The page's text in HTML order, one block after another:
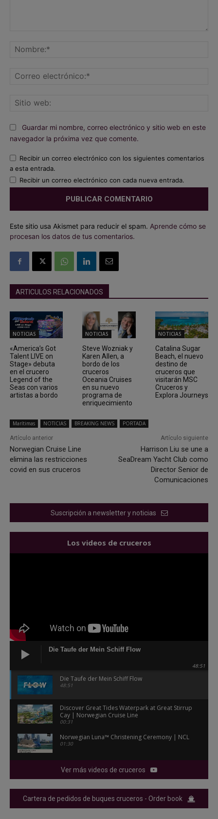
Guardar mi nombre, correo electrónico y sitio web en este
navegador la próxima vez que comente.
Recibir un correo electrónico con los siguientes comentarios
a esta entrada.
Recibir un correo electrónico con cada nueva entrada.
Este sitio usa Akismet para reducir el spam. Aprende cómo se
procesan los datos de tus comentarios.
ARTICULOS RELACIONADOS
NOTICIAS
«America’s Got
Talent LIVE on
Stage» debuta
en el crucero
Legend of the
Seas con varios
artistas a bordo
NOTICIAS
Steve Wozniak y
Karen Allen, a
bordo de los
cruceros
Oceania Cruises
en su nuevo
programa de
enriquecimiento
NOTICIAS
Catalina Sugar
Beach, el nuevo
destino de
cruceros que
visitarán MSC
Cruceros y
Explora Journeys
Marítimas NOTICIAS BREAKING NEWS PORTADA
Artículo anterior
Norwegian Cruise Line
elimina las restricciones
covid en sus cruceros
Artículo siguiente
Harrison Liu se une a
SeaDream Yacht Club como
Director Senior de
Comunicaciones
Suscripción a newsletter y noticias
Los videos de cruceros
Die Taufe der Mein Schiff Flow
48:51
Die Taufe der Mein Schiff Flow
48:51
Discover Great Tides Waterpark at Great Stirrup
Cay | Norwegian Cruise Line
00:31
Norwegian Luna™ Christening Ceremony | NCL
01:30
Ver más videos de cruceros
Cartera de pedidos de buques cruceros - Order book